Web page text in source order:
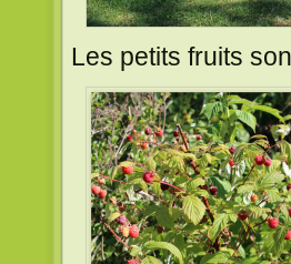
Les petits fruits